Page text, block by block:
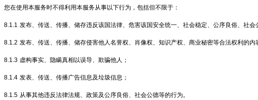
您在使用本服务时不得利用本服务从事以下行为，包括但不限于：
8.1.1 发布、传送、传播、储存违反该国法律、危害该国安全统一、社会稳定、公序良俗、社会
8.1.2 发布、传送、传播、储存侵害他人名誉权、肖像权、知识产权、商业秘密等合法权利的内
8.1.3 虚构事实、隐瞒真相以误导、欺骗他人；
8.1.4 发表、传送、传播广告信息及垃圾信息；
8.1.5 从事其他违反法律法规、政策及公序良俗、社会公德等的行为。